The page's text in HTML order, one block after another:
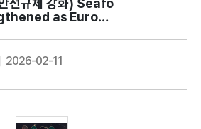
as Europe
2026-02-11